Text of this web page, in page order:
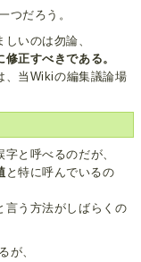
つだろう。
いのは勿論、
正すべきである。
、当Wikiの編集議論場
と呼べるのだが、
と特に呼んでいるの
言う方法がしばらくの
が、